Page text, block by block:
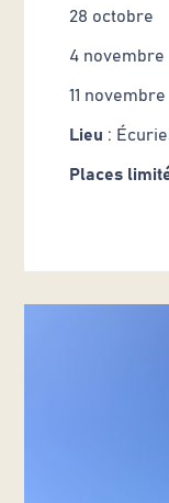
28 octobre
4 novembre
11 novembre
Lieu :
Places